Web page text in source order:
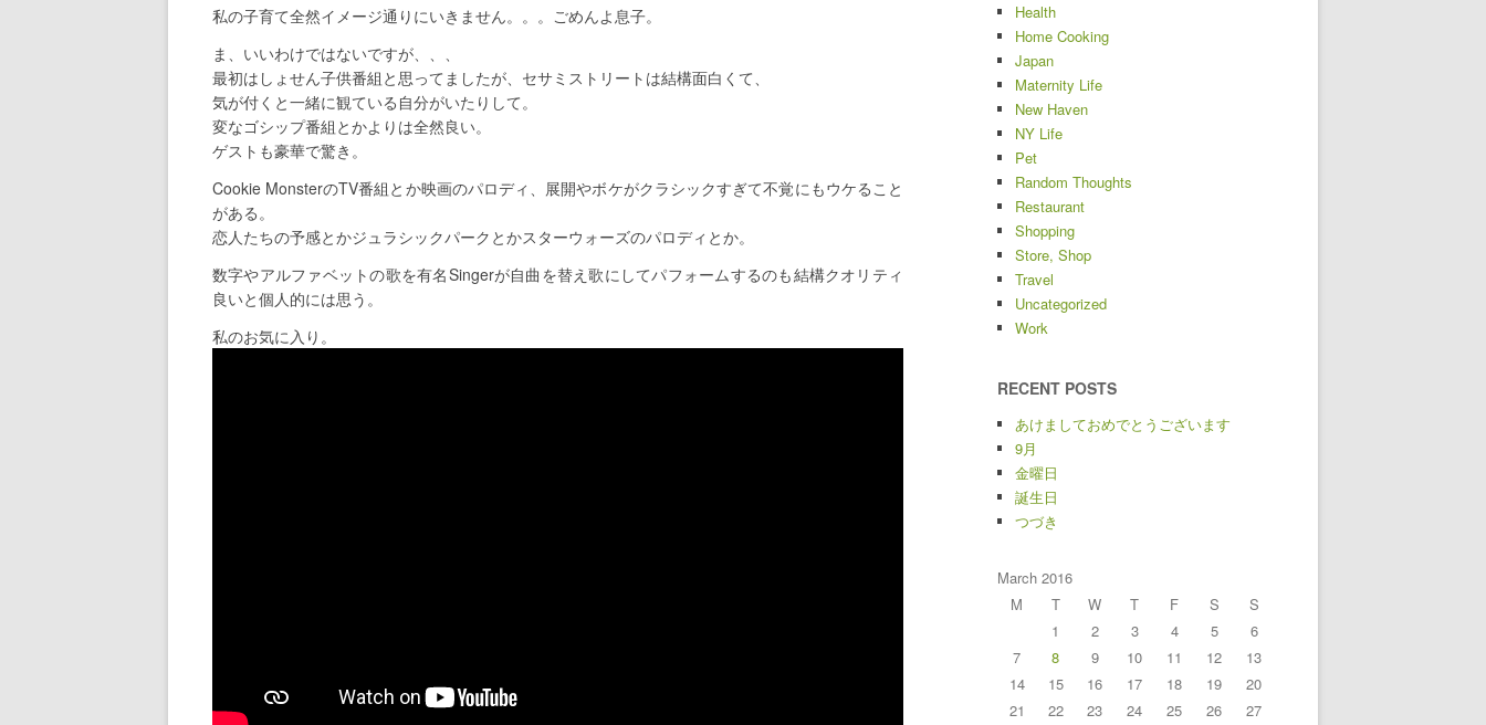
私の子育て全然イメージ通りにいきません。。。ごめんよ息子。
ま、いいわけではないですが、、、
最初はしょせん子供番組と思ってましたが、セサミストリートは結構面白くて、
気が付くと一緒に観ている自分がいたりして。
変なゴシップ番組とかよりは全然良い。
ゲストも豪華で驚き。
Cookie MonsterのTV番組とか映画のパロディ、展開やボケがクラシックすぎて不覚にもウケること
がある。
恋人たちの予感とかジュラシックパークとかスターウォーズのパロディとか。
数字やアルファベットの歌を有名Singerが自曲を替え歌にしてパフォームするのも結構クオリティ
良いと個人的には思う。
私のお気に入り。
Health
Home Cooking
Japan
Maternity Life
New Haven
NY Life
Pet
Random Thoughts
Restaurant
Shopping
Store, Shop
Travel
Uncategorized
Work
RECENT POSTS
あけましておめでとうございます
9月
金曜日
誕生日
つづき
March 2016
M
T W T F S
S
1
2 3 4 5
6
7
8 9 10 11 12
13
14
15 16 17 18 19
20
21
22 23 24 25 26
27